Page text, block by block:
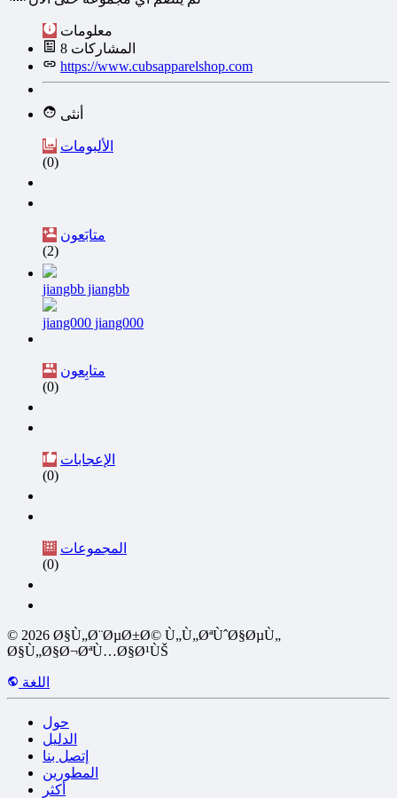
معلومات
8 المشاركات
https://www.cubsapparelshop.com
أنثى
الألبومات
(0)
متابَعون
(2)
jiangbb jiangbb
jiang000 jiang000
متابِعون
(0)
الإعجابات
(0)
المجموعات
(0)
© 2026 Ø§Ù„Ø¨ØµØ±Ø© Ù„Ù„ØªÙˆØ§ØµÙ„
Ø§Ù„Ø§Ø¬ØªÙ…Ø§Ø¹ÙŠ
اللغة
حول
الدليل
إتصل بنا
المطورين
أكثر